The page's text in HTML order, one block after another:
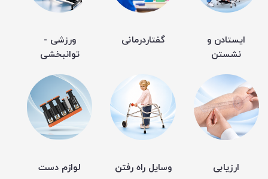
ایستادن و
نشستن
گفتاردرمانی
ورزشی -
توانبخشی
ارزیابی وسایل راه رفتن لوازم دست